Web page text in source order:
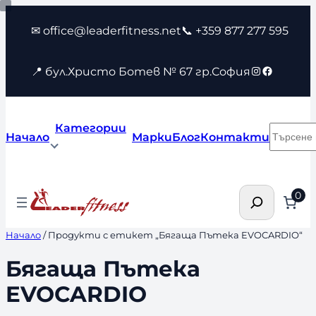
Към
съдържанието
✉ office@leaderfitness.net📞 +359 877 277 595
📍 бул.Христо Ботев № 67 гр.София Instagram
Facebook
Начало
Категории
МаркиБлогКонтакти
Търсене 0
Начало/ Продукти с етикет „Бягаща Пътека EVOCARDIO“
Бягаща Пътека
EVOCARDIO